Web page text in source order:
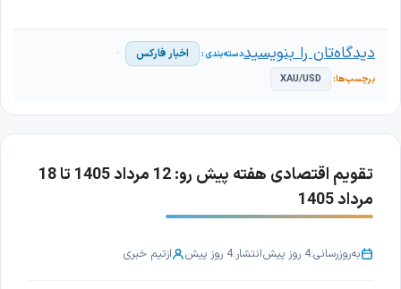
اخبار فارکس
XAU/USD
دیدگاه‌تان را بنویسید
تقویم اقتصادی هفته پیش رو: 12 مرداد 1405 تا 18
مرداد 1405
به‌روزرسانی:4 روز پیش انتشار:4 روز پیش ازتیم خبری